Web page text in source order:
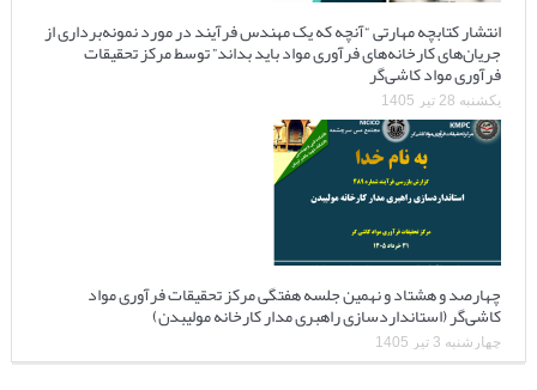
انتشار کتابچه مهارتی “آنچه که یک مهندس فرآیند در مورد نمونه‌برداری از
جریان‌های کارخانه‌های فرآوری مواد باید بداند” توسط مرکز تحقیقات
فرآوری مواد کاشی‌گر
یکشنبه 28 تیر 1405
چهارصد و هشتاد و نهمین جلسه هفتگی مرکز تحقیقات فرآوری مواد
کاشی‌گر (استانداردسازی راهبری مدار کارخانه مولیبدن)
چهارشنبه 3 تیر 1405